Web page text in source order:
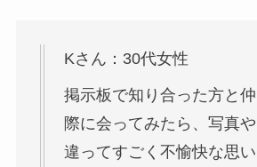
Kさん：30代女性
掲示板で知り合った方と
際に会ってみたら、写真
違ってすごく不愉快な思